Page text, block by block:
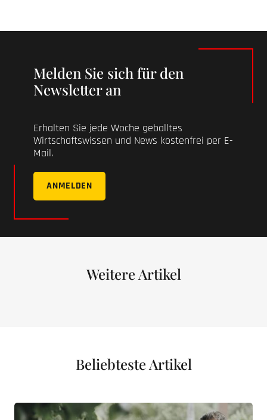
Melden Sie sich für den
Newsletter an
Erhalten Sie jede Woche geballtes
Wirtschaftswissen und News kostenfrei per E-
Mail.
ANMELDEN
Weitere Artikel
Beliebteste Artikel